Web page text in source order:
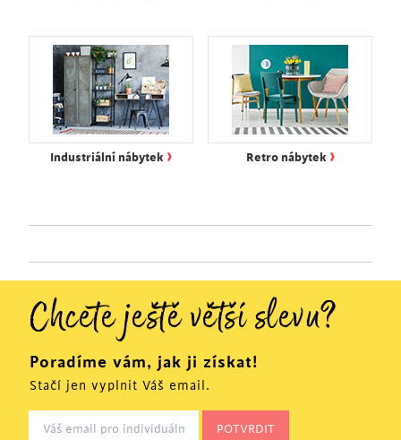
Industriální nábytek › Retro nábytek ›
Chcete ještě větší slevu?
Poradíme vám, jak ji získat!
Stačí jen vyplnit Váš email.